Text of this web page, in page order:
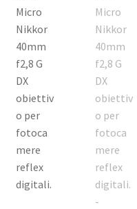
Privacy Policy
Blog